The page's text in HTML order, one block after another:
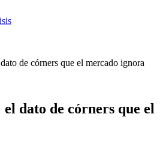
de córners que el mercado ignora
dato de córners que el